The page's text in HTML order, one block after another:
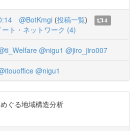
@BotKmgi (投稿一覧)
4
ート・ネットワーク (4)
@nigu1 @jiro_jiro007
@nigu1
ぐる地域構造分析